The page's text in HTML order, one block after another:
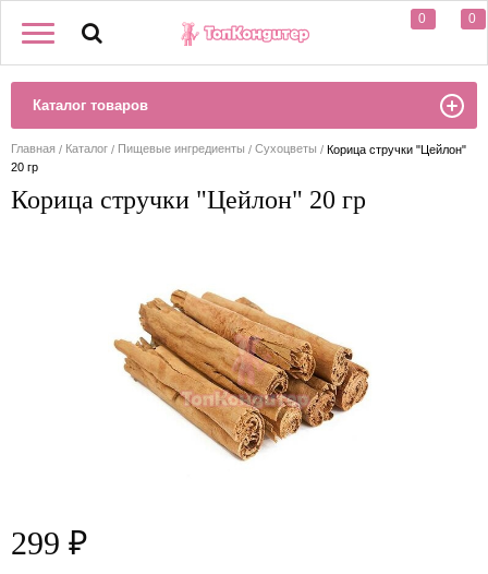
0 0
Каталог товаров
Главная Каталог Пищевые ингредиенты Сухоцветы
Корица стручки "Цейлон"
20 гр
Корица стручки "Цейлон" 20 гр
299 ₽